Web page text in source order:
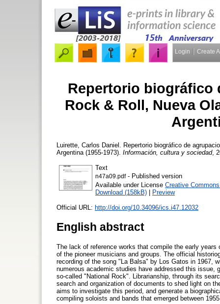
Login Create
Repertorio biográfico
Rock & Roll, Nueva
Luirette, Carlos Daniel.
Repertorio biográfico de
Argentina (1955-1973). Información, cultura y sociedad,
Text
n47a09.pdf- Published version
Available under License Creative
Download (158kB) | Preview
Official URL: http://doi.org/10.34096/ics.i47.12032
English abstract
The lack of reference works that compile the early
of the pioneer musicians and groups. The official
recording of the song "La Balsa" by Los Gatos in 1967,
numerous academic studies have addressed this issue,
so-called "National Rock". Librarianship, through its
search and organization of documents to shed light on
aims to investigate this period, and generate a
compiling soloists and bands that emerged between